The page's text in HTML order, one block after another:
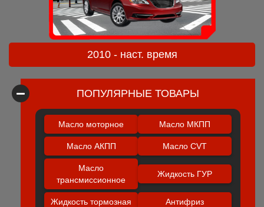
2010 - наст. время
ПОПУЛЯРНЫЕ ТОВАРЫ
Масло моторное Масло МКПП
Масло АКПП Масло CVT
Масло
трансмиссионное
Жидкость ГУР
Жидкость тормозная Антифриз